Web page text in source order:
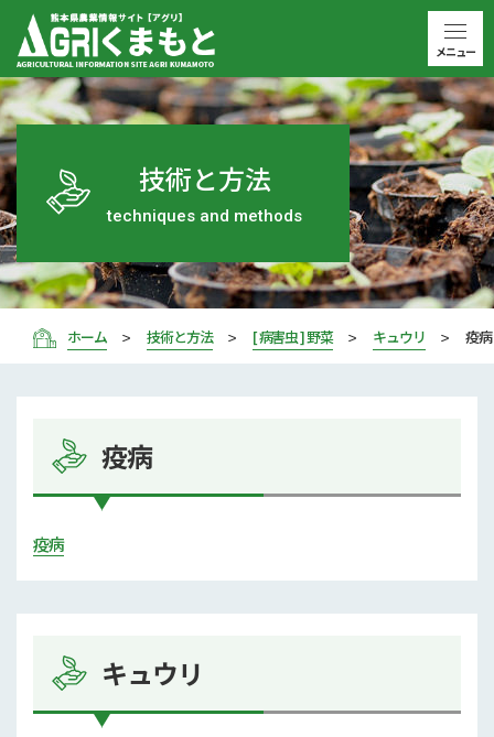
技術と方法
techniques and methods
ホーム 技術と方法 [ 病害虫 ] 野菜 キュウリ 疫病
疫病
疫病
キュウリ
メニュー